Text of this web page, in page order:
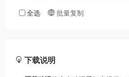
全选 批量复制
下载说明